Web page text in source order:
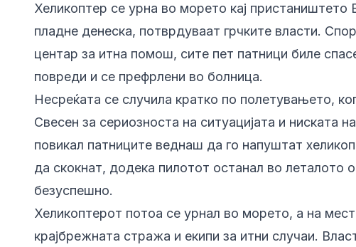
Хеликоптер се урна во морето кај пристаништето
пладне денеска, потврдуваат грчките власти.
центар за итна помош, сите пет патници биле
повреди и се префрлени во болница.
Несреќата се случила кратко по полетувањето,
Свесен за сериозноста на ситуацијата и ниската
повикал патниците веднаш да го напуштат
да скокнат, додека пилотот останал во леталото
безуспешно.
Хеликоптерот потоа се урнал во морето, а на
крајбрежната стража и екипи за итни случаи.